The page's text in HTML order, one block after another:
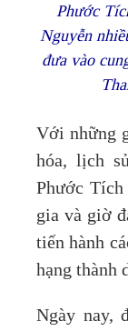
Phước
Nguyễn
đưa vào
Với những
hóa, lịch
Phước
gia và giờ
tiến hành
hạng thành
Ngày nay,